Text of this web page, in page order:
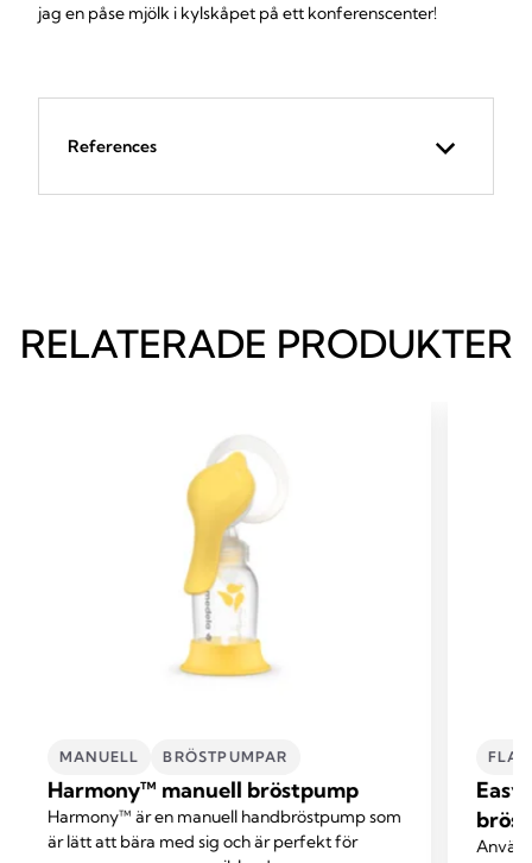
jag en påse mjölk i kylskåpet på ett konferenscenter!
References
RELATERADE PRODUKTER
MANUELL BRÖSTPUMPAR
Harmony™ manuell bröstpump
Harmony™ är en manuell handbröstpump som
är lätt att bära med sig och är perfekt för